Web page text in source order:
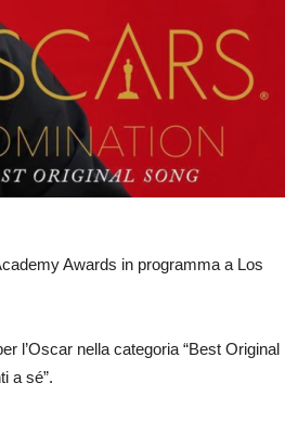
Awards in programma a Los
l’Oscar nella categoria “Best Original
a sé”.